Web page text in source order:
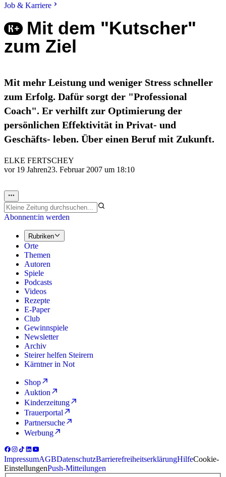
Job & Karriere
Mit dem "Kutscher"
zum Ziel
Mit mehr Leistung und weniger Stress schneller
zum Erfolg. Dafür sorgt der "Professional
Coach". Er verhilft zur Optimierung der
persönlichen Effektivität in Privat- und
Geschäfts- leben. Über einen Beruf mit Zukunft.
ELKE FERTSCHEY
vor 19 Jahren23. Februar 2007 um 18:10
Abonnent:in werden
Rubriken
Orte
Themen
Autoren
Spiele
Podcasts
Videos
Rezepte
E-Paper
Club
Gewinnspiele
Newsletter
Archiv
Steirer helfen Steirern
Kärntner in Not
Shop
Auktion
Kinderzeitung
Trauerportal
Partnersuche
Werbung
ImpressumAGBDatenschutzBarrierefreiheitserklärungHilfeCookie-
EinstellungenPush-Mitteilungen